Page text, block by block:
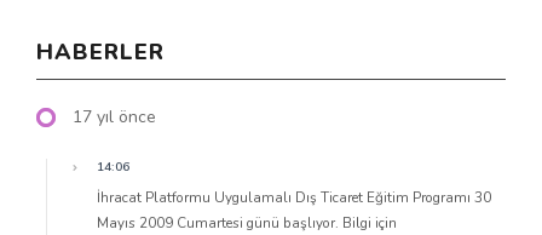
HABERLER
17 yıl önce
14:06
İhracat Platformu Uygulamalı Dış Ticaret Eğitim Programı 30
Mayıs 2009 Cumartesi günü başlıyor. Bilgi için